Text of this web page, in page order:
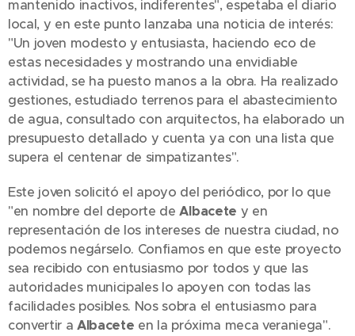
mantenido inactivos, indiferentes", espetaba el diario
local, y en este punto lanzaba una noticia de interés:
"Un joven modesto y entusiasta, haciendo eco de
estas necesidades y mostrando una envidiable
actividad, se ha puesto manos a la obra. Ha realizado
gestiones, estudiado terrenos para el abastecimiento
de agua, consultado con arquitectos, ha elaborado un
presupuesto detallado y cuenta ya con una lista que
supera el centenar de simpatizantes".
Este joven solicitó el apoyo del periódico, por lo que
"en nombre del deporte deAlbacete y en
representación de los intereses de nuestra ciudad, no
podemos negárselo. Confiamos en que este proyecto
sea recibido con entusiasmo por todos y que las
autoridades municipales lo apoyen con todas las
facilidades posibles. Nos sobra el entusiasmo para
convertir aAlbacete en la próxima meca veraniega".